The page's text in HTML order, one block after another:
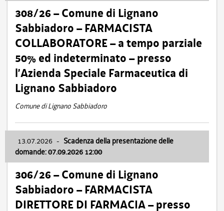
308/26 – Comune di Lignano
Sabbiadoro – FARMACISTA
COLLABORATORE – a tempo parziale
50% ed indeterminato – presso
l’Azienda Speciale Farmaceutica di
Lignano Sabbiadoro
Comune di Lignano Sabbiadoro
13.07.2026 - Scadenza della presentazione delle
domande: 07.09.2026 12:00
306/26 – Comune di Lignano
Sabbiadoro – FARMACISTA
DIRETTORE DI FARMACIA – presso